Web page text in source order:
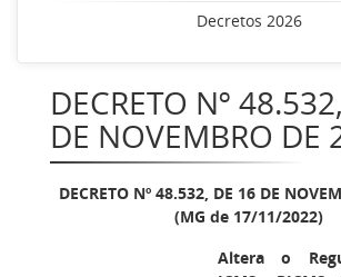
Decretos 2026
DECRETO Nº
DE NOVEMBRO DE
DECRETO Nº 48.532, DE 16 DE
(MG de 17/11/2022)
Altera o